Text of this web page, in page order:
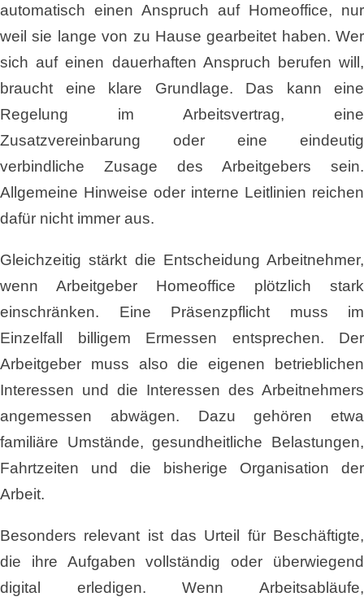
automatisch einen Anspruch auf Homeoffice, nur
weil sie lange von zu Hause gearbeitet haben. Wer
sich auf einen dauerhaften Anspruch berufen will,
braucht eine klare Grundlage. Das kann eine
Regelung im Arbeitsvertrag, eine
Zusatzvereinbarung oder eine eindeutig
verbindliche Zusage des Arbeitgebers sein.
Allgemeine Hinweise oder interne Leitlinien reichen
dafür nicht immer aus.
Gleichzeitig stärkt die Entscheidung Arbeitnehmer,
wenn Arbeitgeber Homeoffice plötzlich stark
einschränken. Eine Präsenzpflicht muss im
Einzelfall billigem Ermessen entsprechen. Der
Arbeitgeber muss also die eigenen betrieblichen
Interessen und die Interessen des Arbeitnehmers
angemessen abwägen. Dazu gehören etwa
familiäre Umstände, gesundheitliche Belastungen,
Fahrtzeiten und die bisherige Organisation der
Arbeit.
Besonders relevant ist das Urteil für Beschäftigte,
die ihre Aufgaben vollständig oder überwiegend
digital erledigen. Wenn Arbeitsabläufe,